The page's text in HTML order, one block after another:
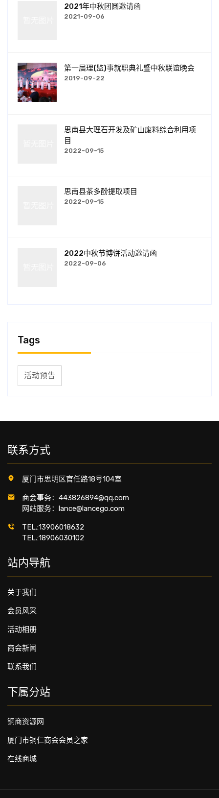
2021年中秋团圆邀请函
2021-09-06
第一届理(监)事就职典礼暨中秋联谊晚会
2019-09-22
思南县大理石开发及矿山废料综合利用项
目
2022-09-15
思南县茶多酚提取项目
2022-09-15
2022中秋节博饼活动邀请函
2022-09-06
Tags
活动预告
联系方式
厦门市思明区官任路18号104室
商会事务：443826894@qq.com
网站服务：lance@lancego.com
TEL.:13906018632
TEL.:18906030102
站内导航
关于我们
会员风采
活动相册
商会新闻
联系我们
下属分站
铜商资源网
厦门市铜仁商会会员之家
在线商城